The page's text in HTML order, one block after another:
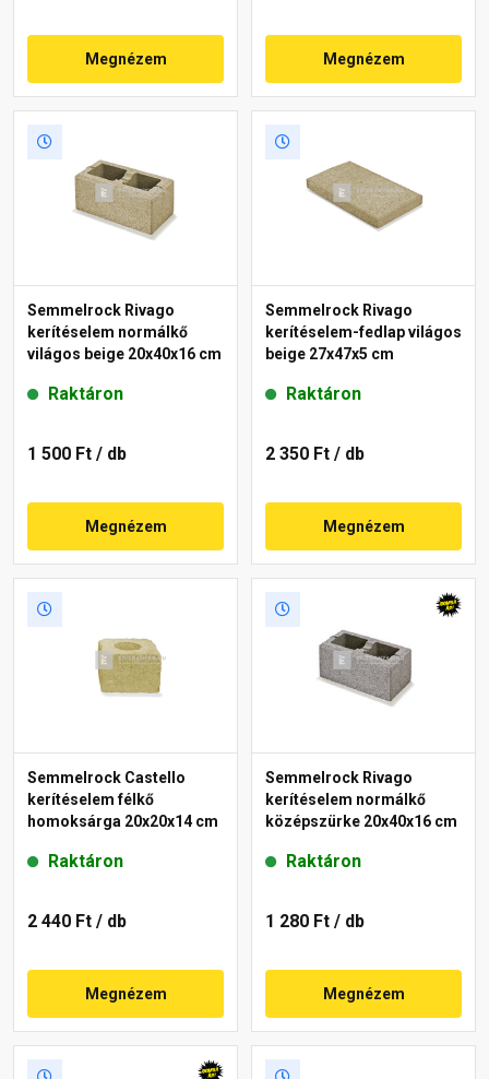
Megnézem Megnézem
Semmelrock Rivago
kerítéselem normálkő
világos beige 20x40x16 cm
Raktáron
1 500 Ft / db
Megnézem
Semmelrock Rivago
kerítéselem-fedlap világos
beige 27x47x5 cm
Raktáron
2 350 Ft / db
Megnézem
Semmelrock Castello
kerítéselem félkő
homoksárga 20x20x14 cm
Raktáron
2 440 Ft / db
Megnézem
Semmelrock Rivago
kerítéselem normálkő
középszürke 20x40x16 cm
Raktáron
1 280 Ft / db
Megnézem